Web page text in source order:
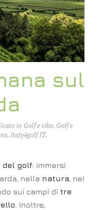
sul
in Golf e cibo, Golf e
,Italy4golf IT.
del golf: immersi
nella natura, nei
sui campi di tre
. Inoltre,